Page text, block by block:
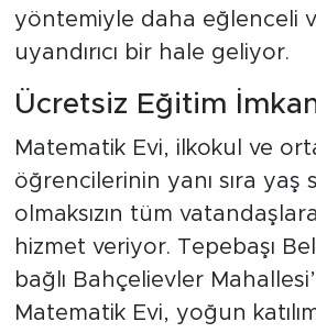
yöntemiyle daha eğlenceli
uyandırıcı bir hale geliyor.
Ücretsiz Eğitim
Matematik Evi, ilkokul ve
öğrencilerinin yanı sıra yaş
olmaksızın tüm
hizmet veriyor. Tepebaşı
bağlı Bahçelievler
Matematik Evi, yoğun